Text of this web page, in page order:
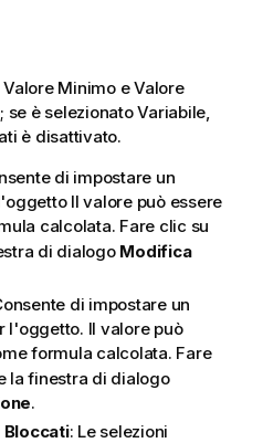
Valore MinimoeValore
se è selezionatoVariabile,
è disattivato.
di impostare un
Il valore può essere
calcolata. Fare clic su
di dialogo Modifica
di impostare un
l'oggetto. Il valore può
formula calcolata. Fare
la finestra di dialogo
.
: Le selezioni